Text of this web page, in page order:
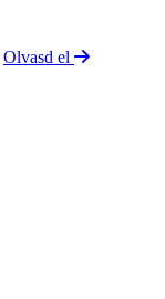
Olvasd el